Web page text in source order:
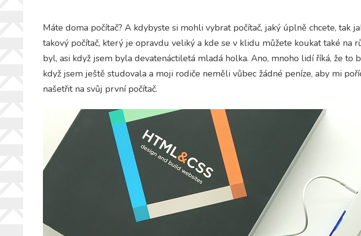
Máte doma počítač? A kdybyste si mohli vybrat počítač, jaký úplně chcete,
takový počítač, který je opravdu veliký a kde se v klidu můžete koukat také na
byl, asi když jsem byla devatenáctiletá mladá holka. Ano, mnoho lidí říká, že
když jsem ještě studovala a moji rodiče neměli vůbec žádné peníze, aby mi
našetřit na svůj první počítač.